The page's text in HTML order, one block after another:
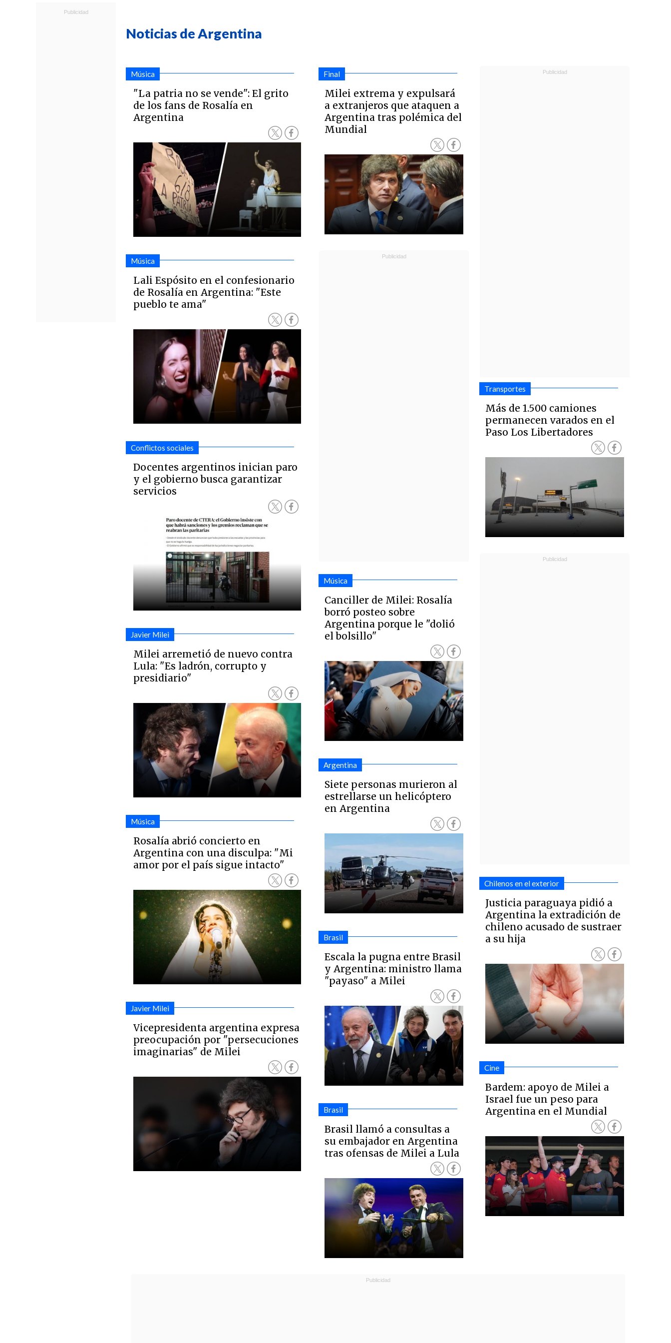
Noticias de Argentina
Música
"La patria no se vende": El grito
de los fans de Rosalía en
Argentina
Música
Lali Espósito en el confesionario
de Rosalía en Argentina: "Este
pueblo te ama"
Conflictos sociales
Docentes argentinos inician paro
y el gobierno busca garantizar
servicios
Javier Milei
Milei arremetió de nuevo contra
Lula: "Es ladrón, corrupto y
presidiario"
Música
Rosalía abrió concierto en
Argentina con una disculpa: "Mi
amor por el país sigue intacto"
Javier Milei
Vicepresidenta argentina expresa
preocupación por "persecuciones
imaginarias" de Milei
Final
Milei extrema y expulsará
a extranjeros que ataquen a
Argentina tras polémica del
Mundial
Música
Canciller de Milei: Rosalía
borró posteo sobre
Argentina porque le "dolió
el bolsillo"
Argentina
Siete personas murieron al
estrellarse un helicóptero
en Argentina
Brasil
Escala la pugna entre Brasil
y Argentina: ministro llama
"payaso" a Milei
Brasil
Brasil llamó a consultas a
su embajador en Argentina
tras ofensas de Milei a Lula
Transportes
Más de 1.500 camiones
permanecen varados en el
Paso Los Libertadores
Chilenos en el exterior
Justicia paraguaya pidió a
Argentina la extradición de
chileno acusado de sustraer
a su hija
Cine
Bardem: apoyo de Milei a
Israel fue un peso para
Argentina en el Mundial